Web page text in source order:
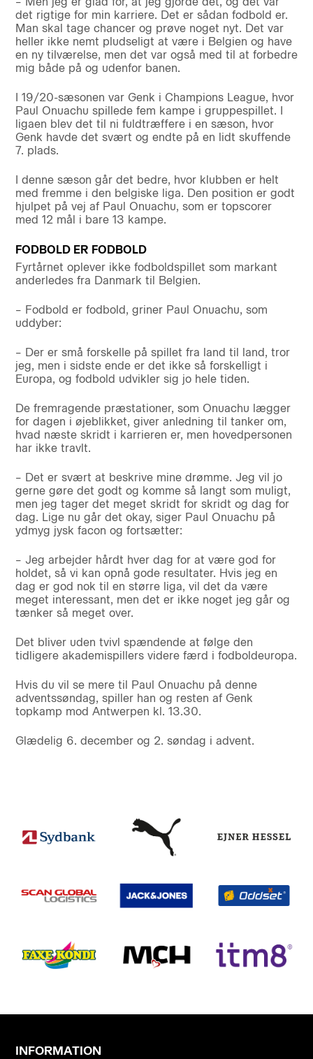
det rigtige for min karriere. Det er sådan fodbold er.
Man skal tage chancer og prøve noget nyt. Det var
heller ikke nemt pludseligt at være i Belgien og have
en ny tilværelse, men det var også med til at forbedre
mig både på og udenfor banen.
I 19/20-sæsonen var Genk i Champions League, hvor
Paul Onuachu spillede fem kampe i gruppespillet. I
ligaen blev det til ni fuldtræffere i en sæson, hvor
Genk havde det svært og endte på en lidt skuffende
7. plads.
I denne sæson går det bedre, hvor klubben er helt
med fremme i den belgiske liga. Den position er godt
hjulpet på vej af Paul Onuachu, som er topscorer
med 12 mål i bare 13 kampe.
FODBOLD ER FODBOLD
Fyrtårnet oplever ikke fodboldspillet som markant
anderledes fra Danmark til Belgien.
– Fodbold er fodbold, griner Paul Onuachu, som
uddyber:
– Der er små forskelle på spillet fra land til land, tror
jeg, men i sidste ende er det ikke så forskelligt i
Europa, og fodbold udvikler sig jo hele tiden.
De fremragende præstationer, som Onuachu lægger
for dagen i øjeblikket, giver anledning til tanker om,
hvad næste skridt i karrieren er, men hovedpersonen
har ikke travlt.
– Det er svært at beskrive mine drømme. Jeg vil jo
gerne gøre det godt og komme så langt som muligt,
men jeg tager det meget skridt for skridt og dag for
dag. Lige nu går det okay, siger Paul Onuachu på
ydmyg jysk facon og fortsætter:
– Jeg arbejder hårdt hver dag for at være god for
holdet, så vi kan opnå gode resultater. Hvis jeg en
dag er god nok til en større liga, vil det da være
meget interessant, men det er ikke noget jeg går og
tænker så meget over.
Det bliver uden tvivl spændende at følge den
tidligere akademispillers videre færd i fodboldeuropa.
Hvis du vil se mere til Paul Onuachu på denne
adventssøndag, spiller han og resten af Genk
topkamp mod Antwerpen kl. 13.30.
Glædelig 6. december og 2. søndag i advent.
INFORMATION